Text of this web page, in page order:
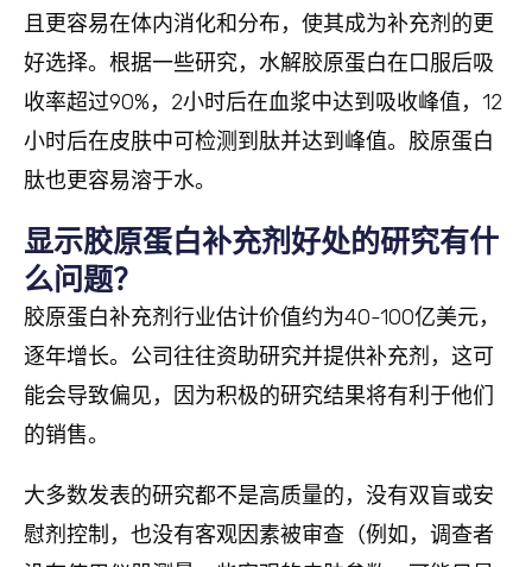
且更容易在体内消化和分布，使其成为补充剂的更
好选择。根据一些研究，水解胶原蛋白在口服后吸
收率超过90%，2小时后在血浆中达到吸收峰值，12
小时后在皮肤中可检测到肽并达到峰值。胶原蛋白
肽也更容易溶于水。
显示胶原蛋白补充剂好处的研究有什
么问题？
胶原蛋白补充剂行业估计价值约为40-100亿美元，
逐年增长。公司往往资助研究并提供补充剂，这可
能会导致偏见，因为积极的研究结果将有利于他们
的销售。
大多数发表的研究都不是高质量的，没有双盲或安
慰剂控制，也没有客观因素被审查（例如，调查者